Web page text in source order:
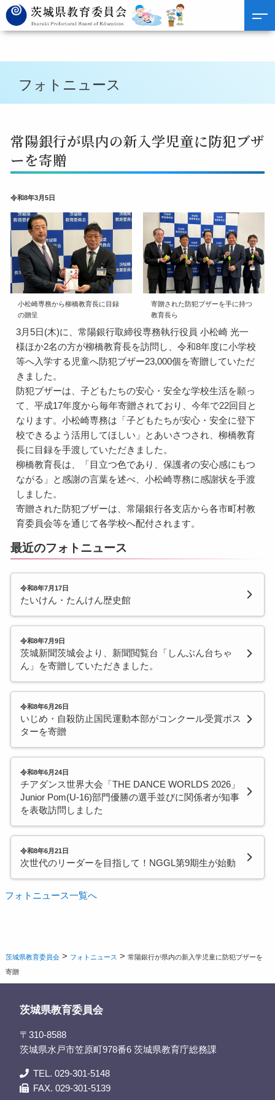
フォトニュース
常陽銀行が県内の新入学児童に防犯ブザ
ーを寄贈
令和8年3月5日
小松崎専務から柳橋教育長に目録
の贈呈
寄贈された防犯ブザーを手に持つ
教育長ら
3月5日(木)に、常陽銀行取締役専務執行役員 小松崎 光一
様ほか2名の方が柳橋教育長を訪問し、令和8年度に小学校
等へ入学する児童へ防犯ブザー23,000個を寄贈していただ
きました。
防犯ブザーは、子どもたちの安心・安全な学校生活を願っ
て、平成17年度から毎年寄贈されており、今年で22回目と
なります。小松崎専務は「子どもたちが安心・安全に登下
校できるよう活用してほしい」とあいさつされ、柳橋教育
長に目録を手渡していただきました。
柳橋教育長は、「目立つ色であり、保護者の安心感にもつ
ながる」と感謝の言葉を述べ、小松崎専務に感謝状を手渡
しました。
寄贈された防犯ブザーは、常陽銀行各支店から各市町村教
育委員会等を通じて各学校へ配付されます。
最近のフォトニュース
令和8年7月17日
たいけん・たんけん歴史館
令和8年7月9日
茨城新聞茨城会より、新聞閲覧台「しんぶん台ちゃ
ん」を寄贈していただきました。
令和8年6月26日
いじめ・自殺防止国民運動本部がコンクール受賞ポス
ターを寄贈
令和8年6月24日
チアダンス世界大会「THE DANCE WORLDS 2026」
Junior Pom(U-16)部門優勝の選手並びに関係者が知事
を表敬訪問しました
令和8年6月21日
次世代のリーダーを目指して！NGGL第9期生が始動
フォトニュース一覧へ
茨城県教育委員会 > フォトニュース >常陽銀行が県内の新入学児童に防犯ブザーを
寄贈
茨城県教育委員会
〒310-8588
茨城県水戸市笠原町978番6 茨城県教育庁総務課
TEL. 029-301-5148
FAX. 029-301-5139